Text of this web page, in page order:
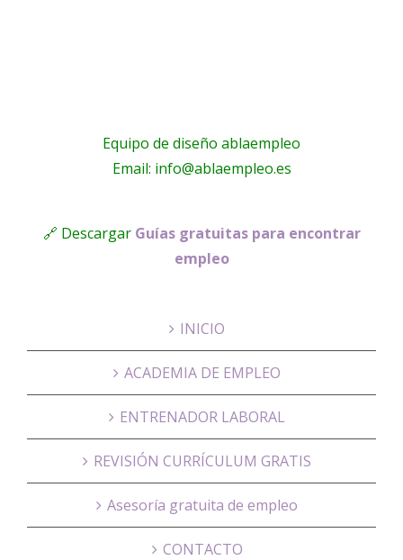
Equipo de diseño ablaempleo
Email: info@ablaempleo.es
🔗 Descargar Guías gratuitas para encontrar
empleo
INICIO
ACADEMIA DE EMPLEO
ENTRENADOR LABORAL
REVISIÓN CURRÍCULUM GRATIS
Asesoría gratuita de empleo
CONTACTO